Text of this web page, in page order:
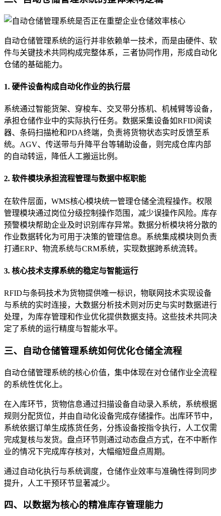
自动仓储管理系统的运行并非依赖单一技术，而是由硬件、软
件与关键技术共同构成完整体系，三者协同作用，形成自动化
仓储的基础能力。
1. 硬件设备构成自动化作业的执行层
系统通过智能货架、穿梭车、交叉带分拣机、机械臂等设备，
承担仓储作业中的实际执行任务。数据采集设备如RFID阅读
器、条码扫描枪和PDA终端，负责将货物状态实时反馈至系
统。AGV、传送带与升降平台等辅助设备，则完成仓库内部
的自动转运，降低人工搬运比例。
2. 软件模块承担流程管理与数据中枢职能
在软件层面，WMS核心模块统一管理仓储全流程操作。权限
管理模块通过岗位分级控制操作范围，减少误操作风险。库存
预警模块帮助企业及时识别库存异常。数据分析模块将分散的
作业数据转化为可用于决策的管理信息。系统集成模块则负责
打通ERP、物流系统与CRM系统，实现数据跨系统流转。
3. 核心技术支撑系统的稳定与智能运行
RFID与条码技术为货物提供唯一标识，物联网技术实现设备
与系统的实时连接，大数据分析技术则对历史与实时数据进行
处理，为库存管理和作业优化提供数据支持。这些技术共同决
定了系统的运行精度与智能水平。
三、自动仓储管理系统如何优化仓储全流程
自动仓储管理系统的核心价值，集中体现在对仓储作业全流程
的系统性优化上。
在入库环节，货物信息通过扫描设备自动录入系统，系统根据
规则分配货位，并由自动化设备完成存储操作。出库环节中，
系统依据订单生成拣货任务，分拣设备按指令执行，人工仅需
完成复核与发货。盘点环节则通过动态盘点方式，在不中断作
业的情况下完成库存核对，大幅缩短盘点周期。
通过自动化执行与系统调度，仓储作业效率与准确性得到同步
提升，人工干预环节显著减少。
四、以数据为核心的精准库存管理能力